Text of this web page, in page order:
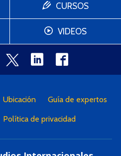
CURSOS
VIDEOS
Ubicación Guía de expertos
Política de privacidad